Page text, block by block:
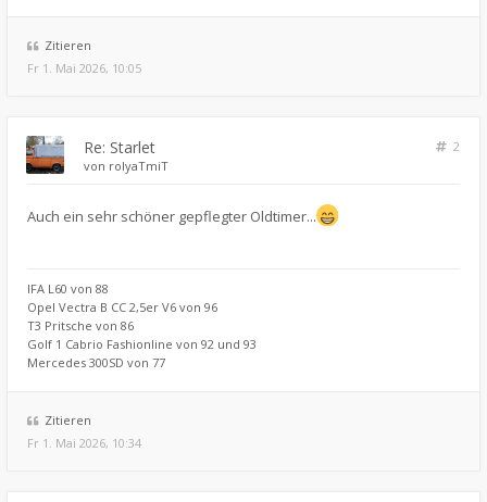
Zitieren
Fr 1. Mai 2026, 10:05
Re: Starlet
2
von rolyaTmiT
Auch ein sehr schöner gepflegter Oldtimer...
IFA L60 von 88
Opel Vectra B CC 2,5er V6 von 96
T3 Pritsche von 86
Golf 1 Cabrio Fashionline von 92 und 93
Mercedes 300SD von 77
Zitieren
Fr 1. Mai 2026, 10:34